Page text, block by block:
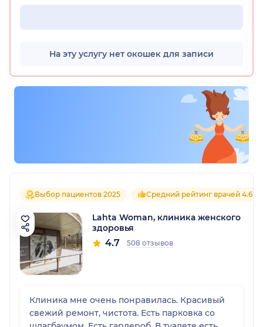
На эту услугу нет окошек для записи
Выбор пациентов 2025 Средний рейтинг врачей 4.6
Lahta Woman, клиника женского
здоровья
4.7 508 отзывов
Клиника мне очень понравилась. Красивый
свежий ремонт, чистота. Есть парковка со